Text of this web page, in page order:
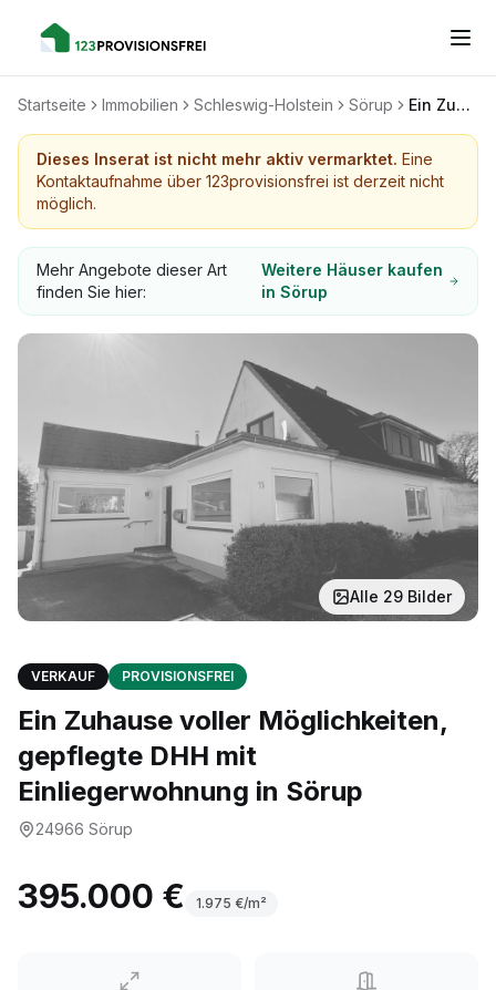
Startseite Immobilien Schleswig-Holstein Sörup Ein Zuhause voller Möglichkeiten, gepflegte DHH mit Einliegerwohnung in Sörup
Dieses Inserat ist nicht mehr aktiv vermarktet. Eine
Kontaktaufnahme über 123provisionsfrei ist derzeit nicht
möglich.
Mehr Angebote dieser Art
finden Sie hier:
Weitere Häuser kaufen
in Sörup
Alle 29 Bilder
VERKAUF PROVISIONSFREI
Ein Zuhause voller Möglichkeiten,
gepflegte DHH mit
Einliegerwohnung in Sörup
24966 Sörup
395.000 € 1.975 €/m²